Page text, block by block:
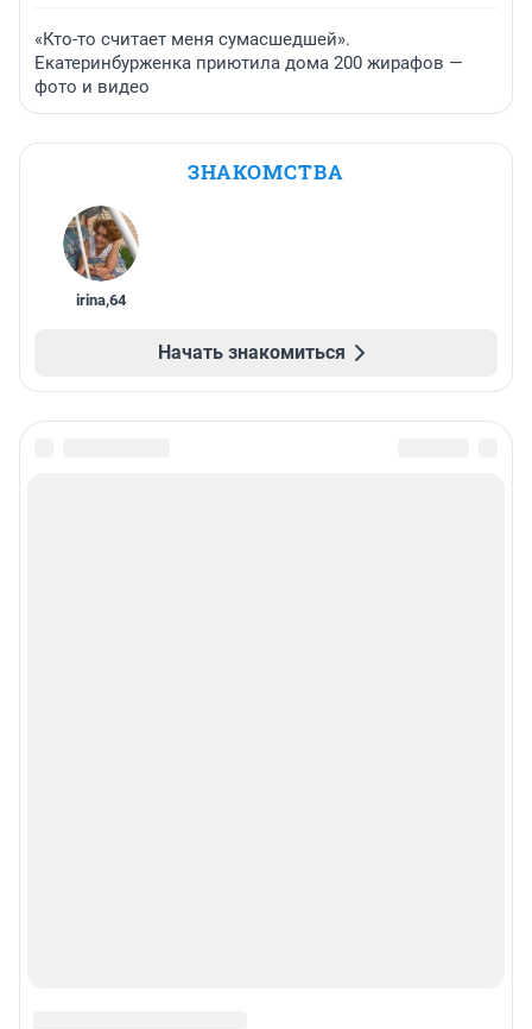
«Кто-то считает меня сумасшедшей».
Екатеринбурженка приютила дома 200 жирафов —
фото и видео
ЗНАКОМСТВА
irina,64
Начать знакомиться